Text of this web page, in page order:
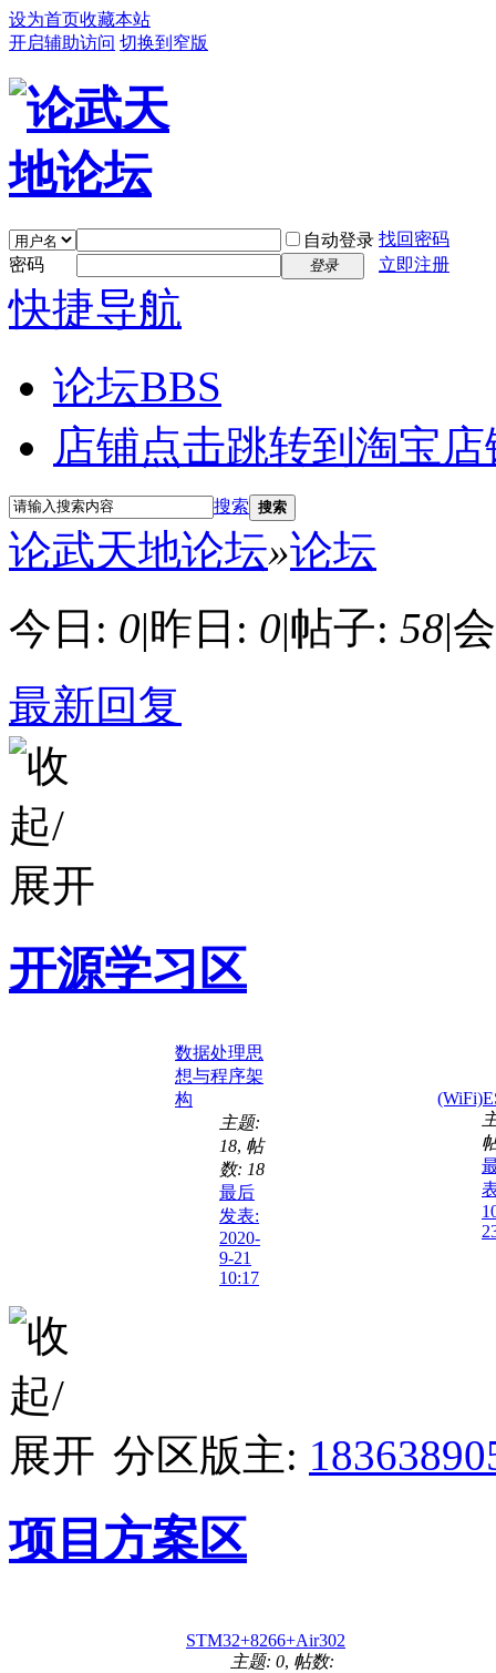
设为首页收藏本站
开启辅助访问 切换到窄版
自动登录 找回密码
密码
登录 立即注册
快捷导航
论坛BBS
店铺点击跳转到淘宝店
搜索 搜索
论武天地论坛»论坛
今日: 0|昨日: 0|帖子: 58|
最新回复
开源学习区
数据处理思
想与程序架
构
主题:
18, 帖
数: 18
最后
发表:
2020-
9-21
10:17
分区版主:
项目方案区
STM32+8266+Air302
主题: 0, 帖数: